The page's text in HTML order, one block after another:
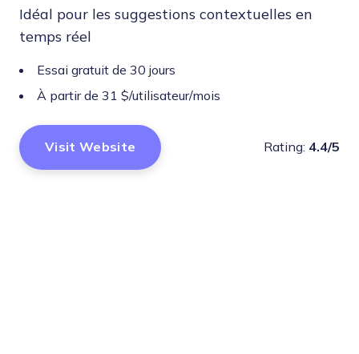
Idéal pour les suggestions contextuelles en
temps réel
Essai gratuit de 30 jours
À partir de 31 $/utilisateur/mois
Visit Website Rating: 4.4/5